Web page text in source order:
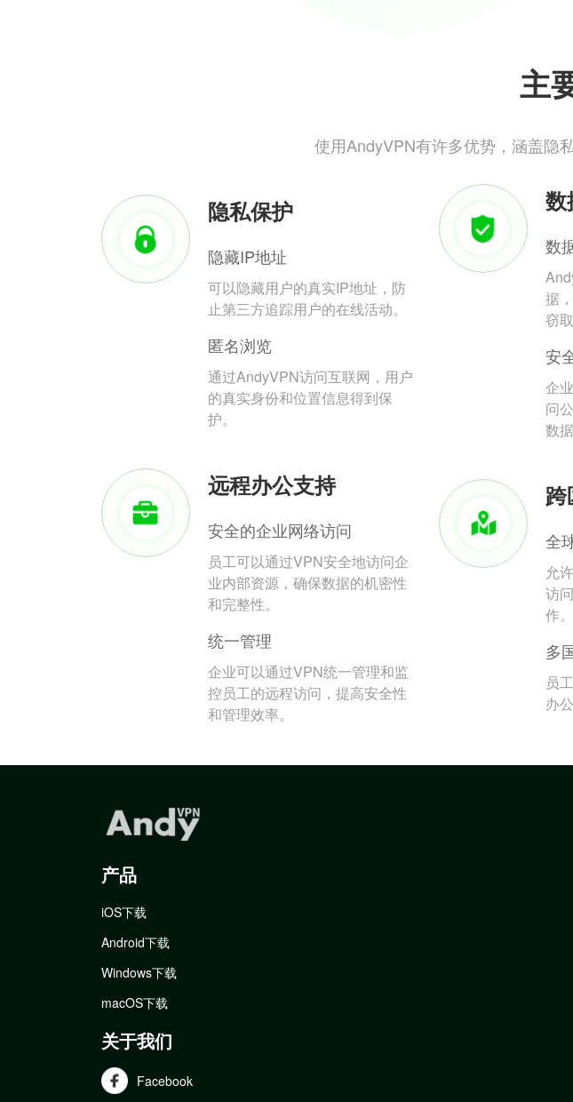
主
使用AndyVPN有许多优势，涵盖隐
隐私保护
隐藏IP地址
可以隐藏用户的真实IP地址，防
止第三方追踪用户的在线活动。
匿名浏览
通过AndyVPN访问互联网，用户
的真实身份和位置信息得到保
护。
数
数
据
窃
安
企
问
数
远程办公支持
安全的企业网络访问
员工可以通过VPN安全地访问企
业内部资源，确保数据的机密性
和完整性。
统一管理
企业可以通过VPN统一管理和监
控员工的远程访问，提高安全性
和管理效率。
全
允
访
作。
多
员
办
产品
iOS下载
Android下载
Windows下载
macOS下载
关于我们
Facebook